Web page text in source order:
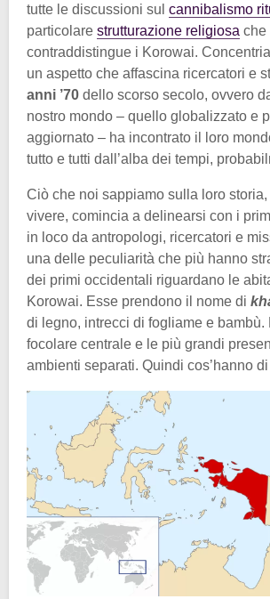
tutte le discussioni sul cannibalismo
particolare strutturazione religiosa che
contraddistingue i Korowai.
un aspetto che affascina ricercatori e
anni ’70 dello scorso secolo, ovvero
nostro mondo – quello globalizzato e
aggiornato – ha incontrato il loro
tutto e tutti dall’alba dei tempi,
Ciò che noi sappiamo sulla loro
vivere, comincia a delinearsi con i
in loco da antropologi, ricercatori e
una delle peculiarità che più hanno
dei primi occidentali riguardano le
Korowai. Esse prendono il nome di
di legno, intrecci di fogliame e bambù.
focolare centrale e le più grandi
ambienti separati. Quindi cos’hanno